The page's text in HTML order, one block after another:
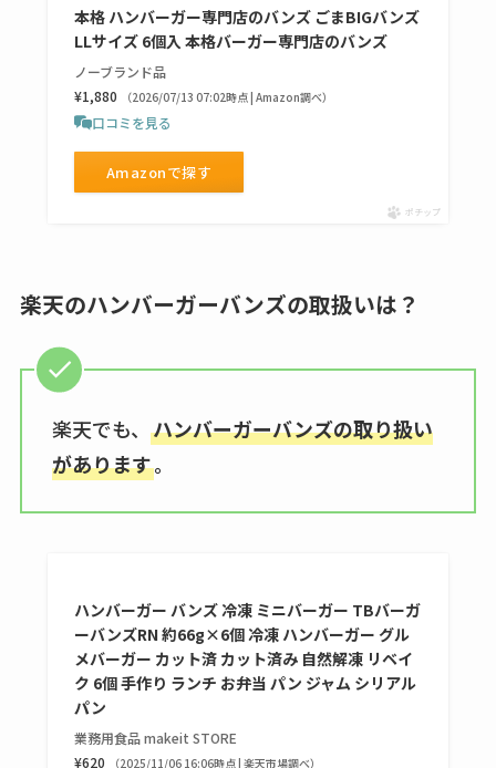
エッセンシャルフラ
ットが廃盤？なぜ？
売ってるか・代替品
トラが廃盤？なぜ？
売ってる場所調査
キーピング販売終了
ない？売ってる場所
てる？薬局やイオン
は？おすすめや効果
も調査
本格 ハンバーガー専門店のバンズ ごまBIGバンズ
LLサイズ 6個入 本格バーガー専門店のバンズ
ノーブランド品
¥1,880
（2026/07/13 07:02時点 | Amazon調べ）
口コミを見る
Amazonで探す
ポチップ
楽天のハンバーガーバンズの取扱いは？
楽天でも、 ハンバーガーバンズの取り扱い
があります。
ハンバーガー バンズ 冷凍 ミニバーガー TBバーガ
ーバンズRN 約66g×6個 冷凍 ハンバーガー グル
メバーガー カット済 カット済み 自然解凍 リベイ
ク 6個 手作り ランチ お弁当 パン ジャム シリアル
パン
業務用食品 makeit STORE
¥620
（2025/11/06 16:06時点 | 楽天市場調べ）